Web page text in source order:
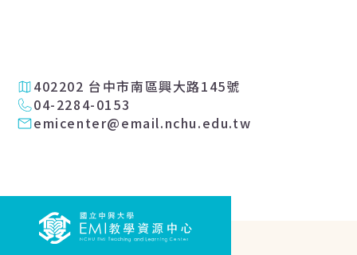
402202 台中市南區興大路145號
04-2284-0153
emicenter@email.nchu.edu.tw